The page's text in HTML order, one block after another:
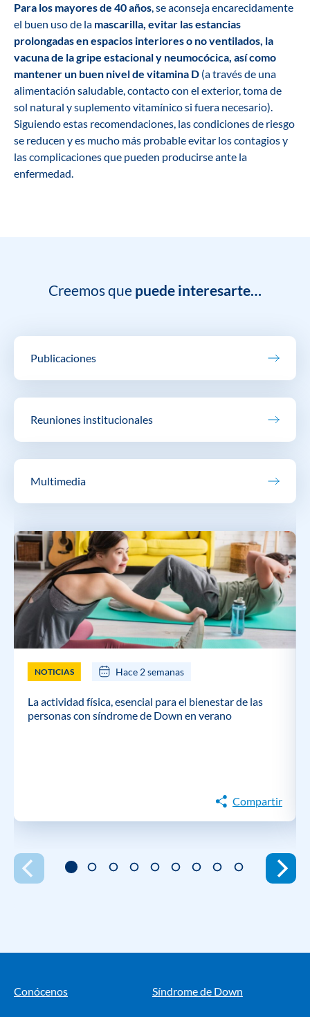
Para los mayores de 40 años, se aconseja encarecidamente
el buen uso de la mascarilla, evitar las estancias
prolongadas en espacios interiores o no ventilados, la
vacuna de la gripe estacional y neumocócica, así como
mantener un buen nivel de vitamina D (a través de una
alimentación saludable, contacto con el exterior, toma de
sol natural y suplemento vitamínico si fuera necesario).
Siguiendo estas recomendaciones, las condiciones de riesgo
se reducen y es mucho más probable evitar los contagios y
las complicaciones que pueden producirse ante la
enfermedad.
Creemos que puede interesarte…
Publicaciones
Reuniones institucionales
Multimedia
NOTICIAS Hace 2 semanas
La actividad física, esencial para el bienestar de las
personas con síndrome de Down en verano
Compartir
Conócenos Síndrome de Down